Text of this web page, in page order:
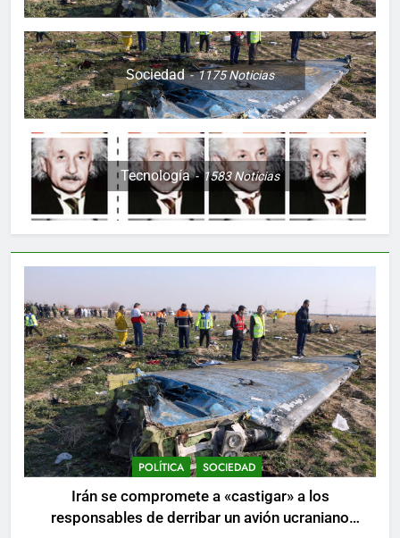
Sociedad 1175Noticias
Tecnología 1583Noticias
POLÍTICA SOCIEDAD
Irán se compromete a «castigar» a los
responsables de derribar un avión ucraniano